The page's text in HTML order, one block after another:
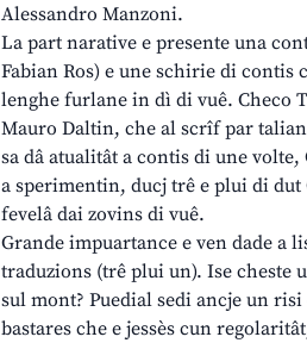
Alessandro Manzoni.
La part narative e presente una
Fabian Ros) e une schirie di
lenghe furlane in dì di vuê. Checo
Mauro Daltin, che al scrîf par
sa dâ atualitât a contis di une
a sperimentin, ducj trê e plui di
fevelâ dai zovins di vuê.
Grande impuartance e ven dade a
traduzions (trê plui un). Ise cheste
sul mont? Puedial sedi ancje un
bastares che e jessès cun